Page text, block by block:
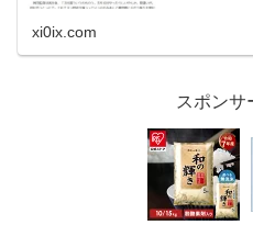
xi0ix.com
スポンサ